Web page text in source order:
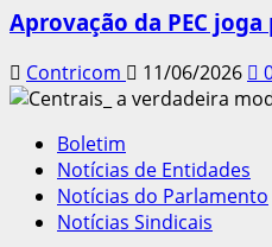
Aprovação da PEC
Contricom 11/06/2026
Boletim
Notícias de Entidades
Notícias do Parlamento
Notícias Sindicais